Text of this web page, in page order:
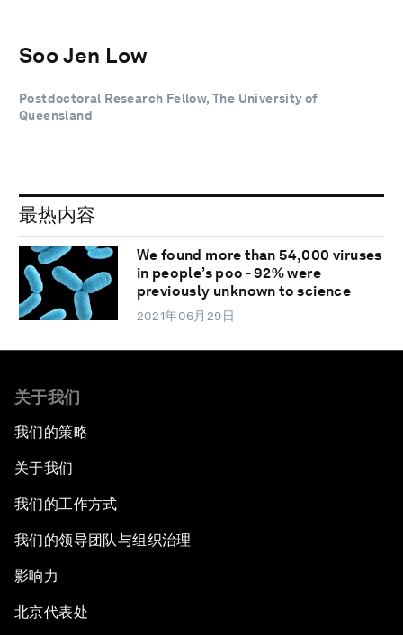
Soo Jen Low
Postdoctoral Research Fellow, The University of
Queensland
最热内容
We found more than 54,000 viruses
in people’s poo - 92% were
previously unknown to science
2021年06月29日
关于我们
我们的策略
关于我们
我们的工作方式
我们的领导团队与组织治理
影响力
北京代表处